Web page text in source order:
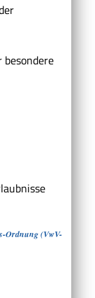
Ordnung (VwV-